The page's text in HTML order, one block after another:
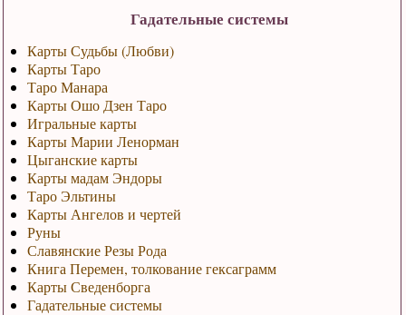
Гадательные системы
Карты Судьбы (Любви)
Карты Таро
Таро Манара
Карты Ошо Дзен Таро
Игральные карты
Карты Марии Ленорман
Цыганские карты
Карты мадам Эндоры
Таро Эльтины
Карты Ангелов и чертей
Руны
Славянские Резы Рода
Книга Перемен, толкование гексаграмм
Карты Сведенборга
Гадательные системы